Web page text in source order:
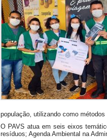
população, utilizando como
O PAVS atua em seis eixos
resíduos; Agenda Ambiental na